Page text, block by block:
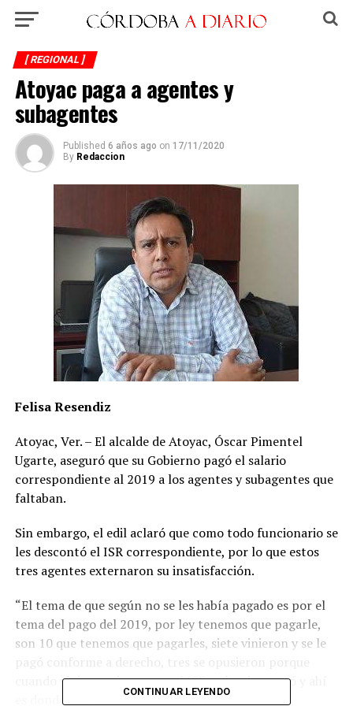
[ REGIONAL ]
Atoyac paga a agentes y
subagentes
Published 6 años ago on 17/11/2020
By Redaccion
Felisa Resendiz
Atoyac, Ver. – El alcalde de Atoyac, Óscar Pimentel
Ugarte, aseguró que su Gobierno pagó el salario
correspondiente al 2019 a los agentes y subagentes que
faltaban.
Sin embargo, el edil aclaró que como todo funcionario se
les descontó el ISR correspondiente, por lo que estos
tres agentes externaron su insatisfacción.
“El tema de que según no se les había pagado es por el
tema del pago del 2019, por ley tenemos que pagarle,
son 10 que tenemos que pagarles, siete vinieron y se le
pagó conforme a derecho, tres se opusieron porque
cuando vinieron vieron que el ISR se les descontó y ahí
es donde surge su inconformidad”, dijo.
CONTINUAR LEYENDO